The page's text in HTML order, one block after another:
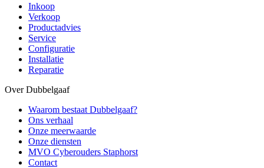
Inkoop
Verkoop
Productadvies
Service
Configuratie
Installatie
Reparatie
Over Dubbelgaaf
Waarom bestaat Dubbelgaaf?
Ons verhaal
Onze meerwaarde
Onze diensten
MVO Cyberouders Staphorst
Contact